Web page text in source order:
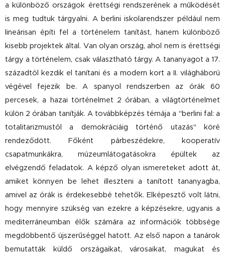
a különböző országok érettségi rendszerének a működését
is meg tudtuk tárgyalni. A berlini iskolarendszer például nem
lineárisan építi fel a történelem tanítást, hanem különböző
kisebb projektek által. Van olyan ország, ahol nem is érettségi
tárgy a történelem, csak választható tárgy. A tananyagot a 17.
századtól kezdik el tanítani és a modern kort a II. világháború
végével fejezik be. A spanyol rendszerben az órák 60
percesek, a hazai történelmet 2 órában, a világtörténelmet
külön 2 órában tanítják. A továbbképzés témája a "berlini fal: a
totalitarizmustól a demokráciáig történő utazás" köré
rendeződött. Főként párbeszédekre, kooperatív
csapatmunkákra, múzeumlátogatásokra épültek az
elvégzendő feladatok. A képző olyan ismereteket adott át,
amiket könnyen be lehet illeszteni a tanított tananyagba,
amivel az órák is érdekesebbé tehetők. Elképesztő volt látni,
hogy mennyire szükség van ezekre a képzésekre, ugyanis a
mediterráneumban élők számára az információk többsége
megdöbbentő újszerűséggel hatott. Az első napon a tanárok
bemutatták küldő országaikat, városaikat, magukat és